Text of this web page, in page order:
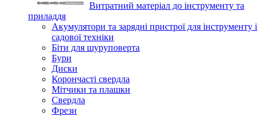
Витратний матеріал до інструменту та
приладдя
Акумулятори та зарядні пристрої для інструменту і
садової техніки
Біти для шуруповерта
Бури
Диски
Корончасті свердла
Мітчики та плашки
Свердла
Фрези